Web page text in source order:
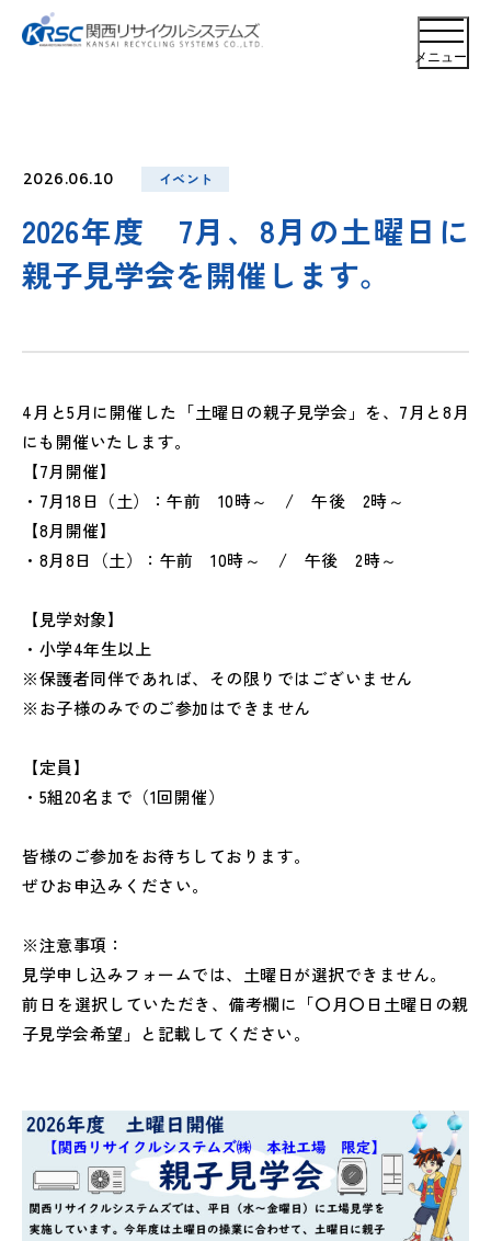
メニュー
2026.06.10 イベント
2026年度 7月、8月の土曜日に
親子見学会を開催します。
4月と5月に開催した「土曜日の親子見学会」を、7月と8月
にも開催いたします。
【7月開催】
・7月18日（土）：午前 10時～ / 午後 2時～
【8月開催】
・8月8日（土）：午前 10時～ / 午後 2時～
【見学対象】
・小学4年生以上
※保護者同伴であれば、その限りではございません
※お子様のみでのご参加はできません
【定員】
・5組20名まで（1回開催）
皆様のご参加をお待ちしております。
ぜひお申込みください。
※注意事項：
見学申し込みフォームでは、土曜日が選択できません。
前日を選択していただき、備考欄に「〇月〇日土曜日の親
子見学会希望」と記載してください。